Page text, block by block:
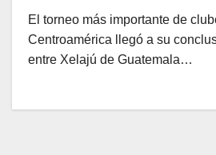
El torneo más importante de
Centroamérica llegó a su
entre Xelajú de Guatemala…